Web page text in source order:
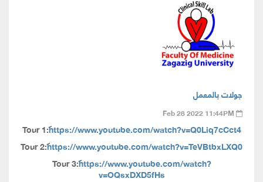
جولات بالمعمل
Feb 28 2022 11:44PM
Tour 1:https://www.youtube.com/watch?v=Q0Liq7cCct4
Tour 2:https://www.youtube.com/watch?v=TeVBtbxLXQ0
Tour 3:https://www.youtube.com/watch?
v=OQsxDXD5fHs